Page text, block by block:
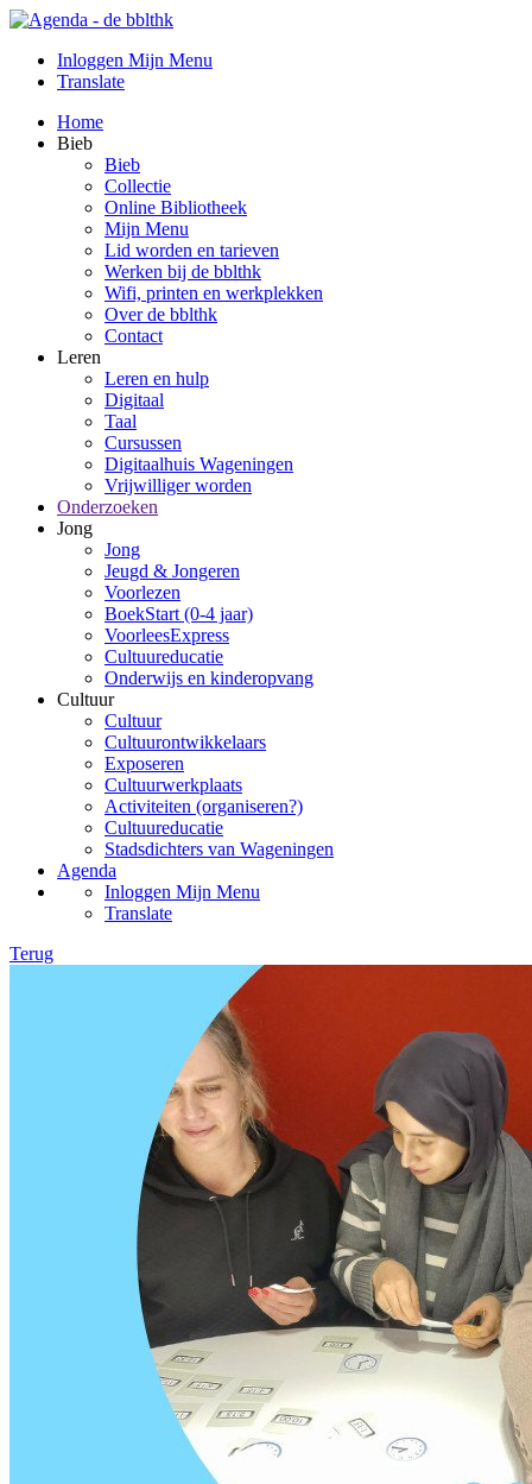
Inloggen Mijn Menu
Translate
Home
Bieb
Bieb
Collectie
Online Bibliotheek
Mijn Menu
Lid worden en tarieven
Werken bij de bblthk
Wifi, printen en werkplekken
Over de bblthk
Contact
Leren
Leren en hulp
Digitaal
Taal
Cursussen
Digitaalhuis Wageningen
Vrijwilliger worden
Onderzoeken
Jong
Jong
Jeugd & Jongeren
Voorlezen
BoekStart (0-4 jaar)
VoorleesExpress
Cultuureducatie
Onderwijs en kinderopvang
Cultuur
Cultuur
Cultuurontwikkelaars
Exposeren
Cultuurwerkplaats
Activiteiten (organiseren?)
Cultuureducatie
Stadsdichters van Wageningen
Agenda
Inloggen Mijn Menu
Translate
Terug